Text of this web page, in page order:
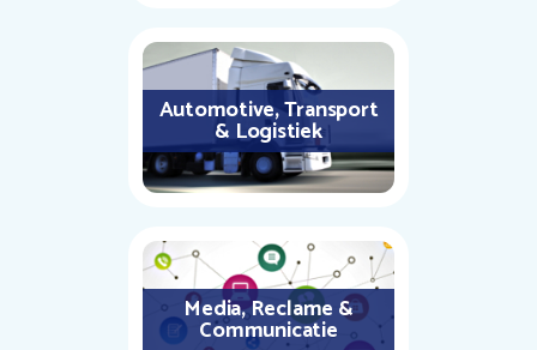
Automotive, Transport
& Logistiek
Media, Reclame &
Communicatie